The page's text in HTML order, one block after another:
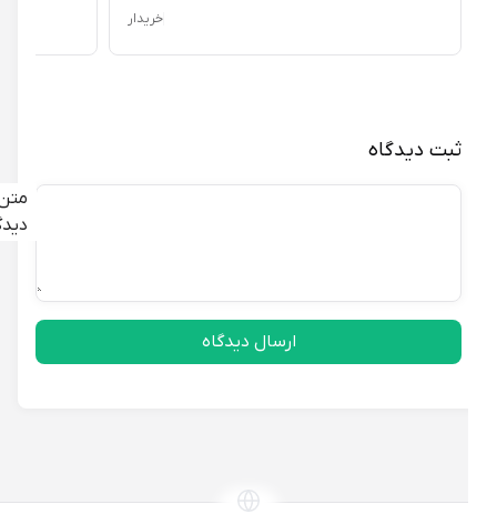
ثبت دیدگاه
متن
دیدگاه
ارسال دیدگاه
خریدار